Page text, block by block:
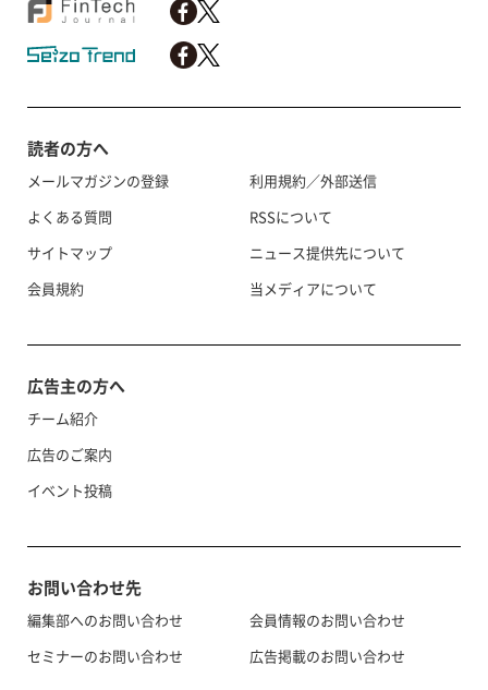
読者の方へ
メールマガジンの登録
よくある質問
サイトマップ
会員規約
利用規約／外部送信
RSSについて
ニュース提供先について
当メディアについて
広告主の方へ
チーム紹介
広告のご案内
イベント投稿
お問い合わせ先
編集部へのお問い合わせ
セミナーのお問い合わせ
会員情報のお問い合わせ
広告掲載のお問い合わせ